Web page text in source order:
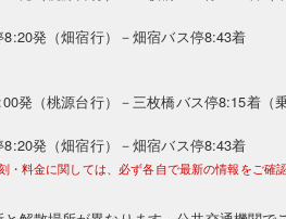
8:20発（畑宿行）－畑宿バス停8:43着
発（桃源台行）－三枚橋バス停8:15着
8:20発（畑宿行）－畑宿バス停8:43着
・料金に関しては、必ず各自で最新の情報をご確